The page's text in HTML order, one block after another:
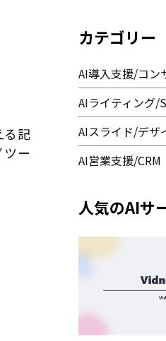
る記
ー
カテゴリー
AI導入支援/コン
AIライティング/
AIスライド/デザ
AI営業支援/CRM
人気のAIサ